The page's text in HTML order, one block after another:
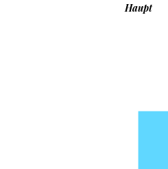
Haupt